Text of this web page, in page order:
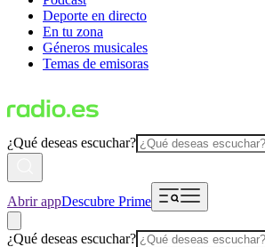
Deporte en directo
En tu zona
Géneros musicales
Temas de emisoras
¿Qué deseas escuchar?
Abrir appDescubre Prime
¿Qué deseas escuchar?